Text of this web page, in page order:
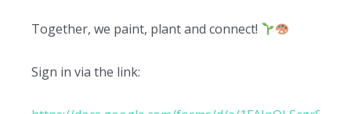
Together, we paint, plant and connect!
Sign in via the link: